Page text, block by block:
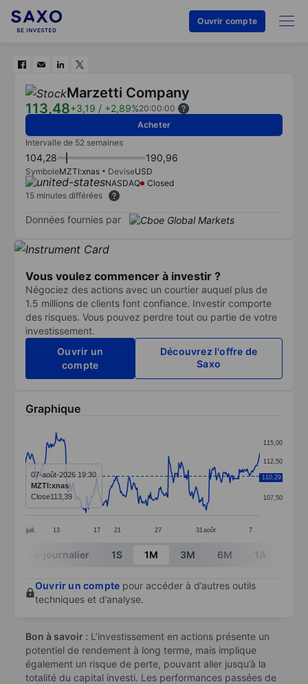
Ouvrir compte
Marzetti Company
113,48+3,19 / +2,89%20:00:00
Acheter
Intervalle de 52 semaines
104,28 190,96
SymboleMZTI:xnas DeviseUSD
NASDAQ
Closed
15 minutes différées
Données fournies par
Vous voulez commencer à investir ?
Négociez des actions avec un courtier auquel plus de
1.5 millions de clients font confiance. Investir comporte
des risques. Vous pouvez perdre tout ou partie de votre
investissement.
Ouvrir un
compte
Découvrez l'offre de
Saxo
Graphique
Line chart with 299 data points.
The chart has 1 X axis displaying categories.
The chart has 1 Y axis displaying values. Data ranges
juil. 13 17 21 27 31 août 7
107,50
110,00
112,50
115,00
110,29
07-août-2026 19:30
MZTI:xnas
Close113,39
End of interactive chart.
Intra-journalier 1S 1M 3M 6M 1A
Ouvrir un compte pour accéder à d’autres outils
techniques et d’analyse.
Bon à savoir : L’investissement en actions présente un
potentiel de rendement à long terme, mais implique
également un risque de perte, pouvant aller jusqu’à la
totalité du capital investi. Les performances passées de